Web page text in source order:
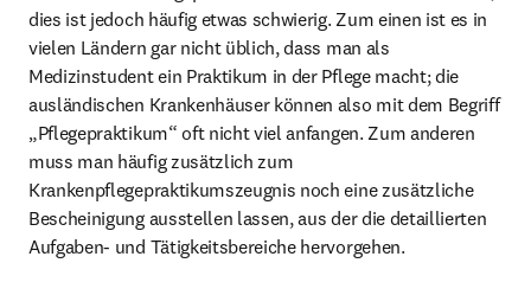
dies ist jedoch häufig etwas schwierig. Zum einen ist es in
vielen Ländern gar nicht üblich, dass man als
Medizinstudent ein Praktikum in der Pflege macht; die
ausländischen Krankenhäuser können also mit dem Begriff
„Pflegepraktikum“ oft nicht viel anfangen. Zum anderen
muss man häufig zusätzlich zum
Krankenpflegepraktikumszeugnis noch eine zusätzliche
Bescheinigung ausstellen lassen, aus der die detaillierten
Aufgaben- und Tätigkeitsbereiche hervorgehen.